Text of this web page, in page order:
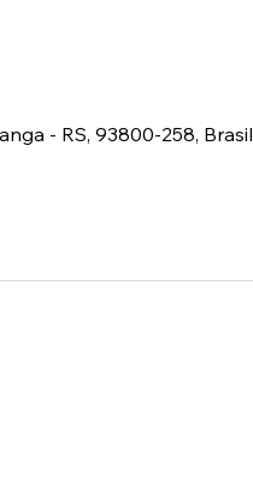
- RS, 93800-258, Brasil